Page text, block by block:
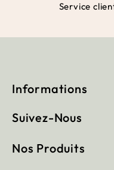
Service
Informations
Suivez-Nous
Nos Produits